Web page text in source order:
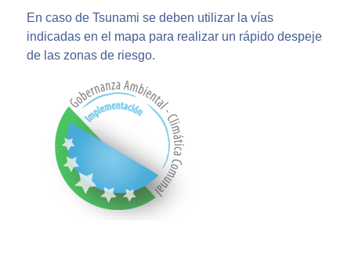
En caso de Tsunami se deben utilizar la vías
indicadas en el mapa para realizar un rápido despeje
de las zonas de riesgo.